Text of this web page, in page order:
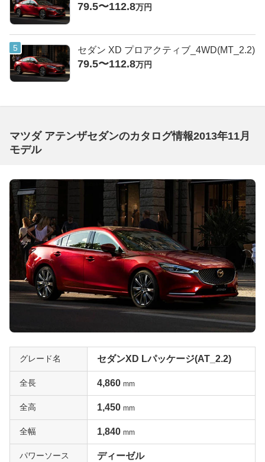
79.5〜112.8万円
セダン XD プロアクティブ_4WD(MT_2.2)
79.5〜112.8万円
マツダ アテンザセダンのカタログ情報2013年11月
モデル
グレード名 セダンXD Lパッケージ(AT_2.2)
全長 4,860 mm
全高 1,450 mm
全幅 1,840 mm
パワーソース ディーゼル